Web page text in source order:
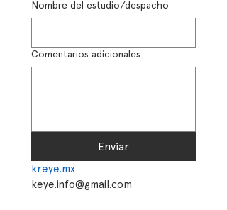
Nombre del estudio/despacho
Comentarios adicionales
Enviar
kreye.mx
keye.info@gmail.com